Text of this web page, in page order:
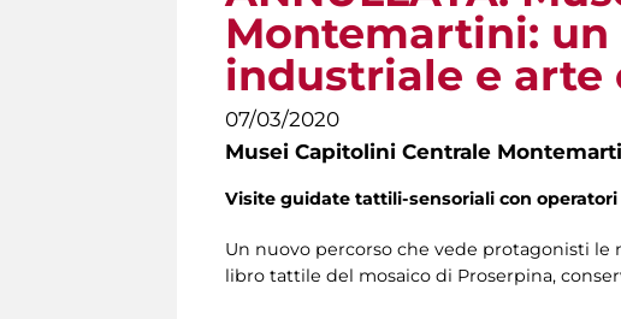
Montemartini:
industriale e arte
07/03/2020
Musei Capitolini Centrale
Visite guidate tattili-sensoriali con operatori
Un nuovo percorso che vede protagonisti le
libro tattile del mosaico di Proserpina,